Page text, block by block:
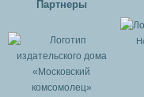
Партнеры